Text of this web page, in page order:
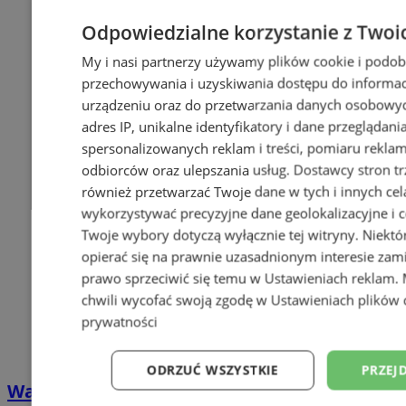
Wakacyjny wypoczynek nad Bałtykiem w
Odpowiedzialne korzystanie z
My i nasi partnerzy używamy plików cookie i
przechowywania i uzyskiwania dostępu do
urządzeniu oraz do przetwarzania danych
adres IP, unikalne identyfikatory i dane
spersonalizowanych reklam i treści, pomiaru
odbiorców oraz ulepszania usług. Dostawcy stron
również przetwarzać Twoje dane w tych i innych
wykorzystywać precyzyjne dane geolokalizacyjne i
Twoje wybory dotyczą wyłącznie tej witryny.
opierać się na prawnie uzasadnionym interesie
prawo sprzeciwić się temu w Ustawieniach reklam.
chwili wycofać swoją zgodę w Ustawieniach plików
prywatności
ODRZUĆ WSZYSTKIE